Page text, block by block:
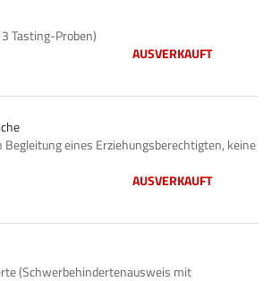
Tasting-Proben)
AUSVERKAUFT
Begleitung eines Erziehungsberechtigten, keine
AUSVERKAUFT
(Schwerbehindertenausweis mit